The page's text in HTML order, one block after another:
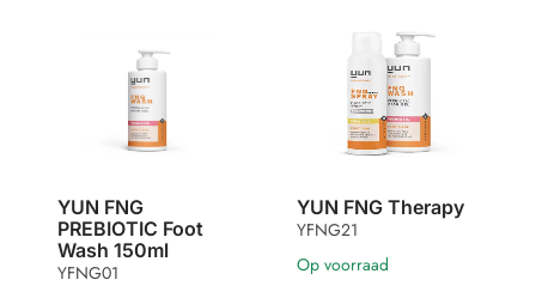
YUN FNG
PREBIOTIC Foot
Wash 150ml
YFNG01
YUN FNG Therapy
YFNG21
Op voorraad